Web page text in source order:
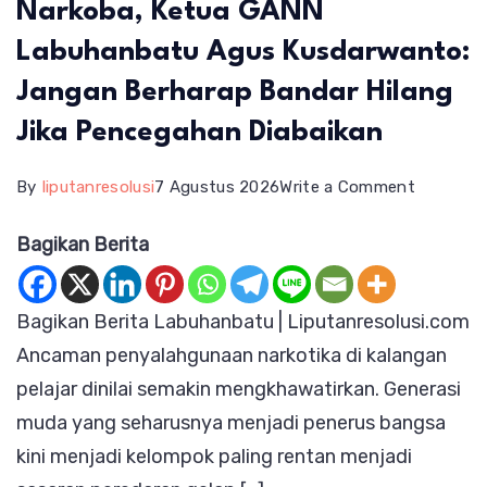
Narkoba, Ketua GANN
Labuhanbatu Agus Kusdarwanto:
Jangan Berharap Bandar Hilang
Jika Pencegahan Diabaikan
By liputanresolusi7 Agustus 2026Write a Commenton
dari
Narkoba,
Ketua
GANN
Bagikan Berita
Bagikan Berita Labuhanbatu | Liputanresolusi.com
Ancaman penyalahgunaan narkotika di kalangan
pelajar dinilai semakin mengkhawatirkan. Generasi
muda yang seharusnya menjadi penerus bangsa
kini menjadi kelompok paling rentan menjadi